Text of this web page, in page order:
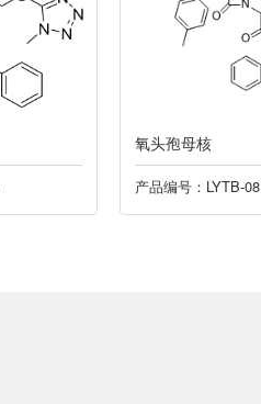
氧头孢母核
产品编号：LYTB-08